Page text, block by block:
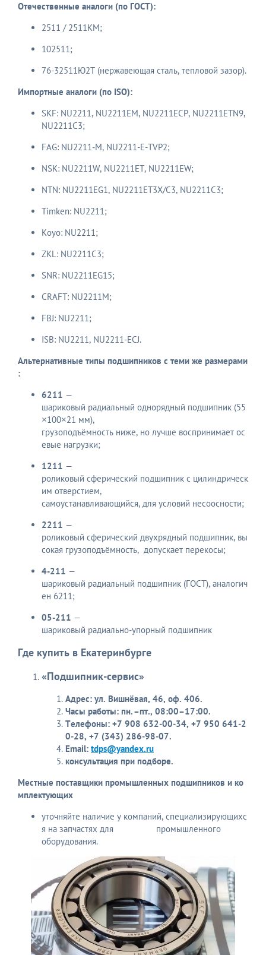
Отечественные аналоги (по ГОСТ):
2511 / 2511КМ;
102511;
76-32511Ю2Т (нержавеющая сталь, тепловой зазор).
Импортные аналоги (по ISO):
SKF: NU2211, NU2211EM, NU2211ECP, NU2211ETN9,
NU2211C3;
FAG: NU2211‑M, NU2211-E-TVP2;
NSK: NU2211W, NU2211ET, NU2211EW;
NTN: NU2211EG1, NU2211ET3X/C3, NU2211C3;
Timken: NU2211;
Koyo: NU2211;
ZKL: NU2211C3;
SNR: NU2211EG15;
CRAFT: NU2211M;
FBJ: NU2211;
ISB: NU2211, NU2211-ECJ.
Альтернативные типы подшипников с теми же размерами
:
6211 —
шариковый радиальный однорядный подшипник (55
×100×21 мм),
грузоподъёмность ниже, но лучше воспринимает ос
евые нагрузки;
1211 —
роликовый сферический подшипник с цилиндрическ
им отверстием,
самоустанавливающийся, для условий несоосности;
2211 —
роликовый сферический двухрядный подшипник, вы
сокая грузоподъёмность, допускает перекосы;
4-211 —
шариковый радиальный подшипник (ГОСТ), аналогич
ен 6211;
05-211 —
шариковый радиально‑упорный подшипник
Где купить в Екатеринбурге
«Подшипник‑сервис»
Адрес: ул. Вишнёвая, 46, оф. 406.
Часы работы: пн. –пт., 08:00–17:00.
Телефоны: +7 908 632‑00‑34, +7 950 641‑2
0‑28, +7 (343) 286‑98‑07.
Email: tdps@yandex.ru
консультация при подборе.
Местные поставщики промышленных подшипников и ко
мплектующих
уточняйте наличие у компаний, специализирующихс
я на запчастях для промышленного
оборудования.